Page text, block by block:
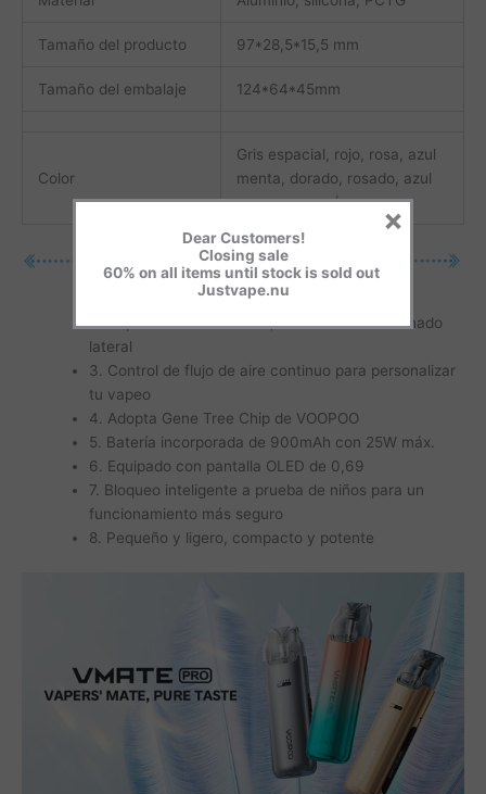
Tamaño del producto 97*28,5*15,5 mm
Tamaño del embalaje 124*64*45mm
Color
Gris espacial, rojo, rosa, azul
menta, dorado, rosado, azul
amanecer, neón
1. Cartucho Vmate V2 0.7Ω/1.2Ω incluido.
2. Capacidad de 2 ml TPD, fácil sistema de llenado
lateral
3. Control de flujo de aire continuo para personalizar
tu vapeo
4. Adopta Gene Tree Chip de VOOPOO
5. Batería incorporada de 900mAh con 25W máx.
6. Equipado con pantalla OLED de 0,69
7. Bloqueo inteligente a prueba de niños para un
funcionamiento más seguro
8. Pequeño y ligero, compacto y potente
Dear Customers!
Closing sale
60% on all items until stock is sold out
Justvape.nu
×